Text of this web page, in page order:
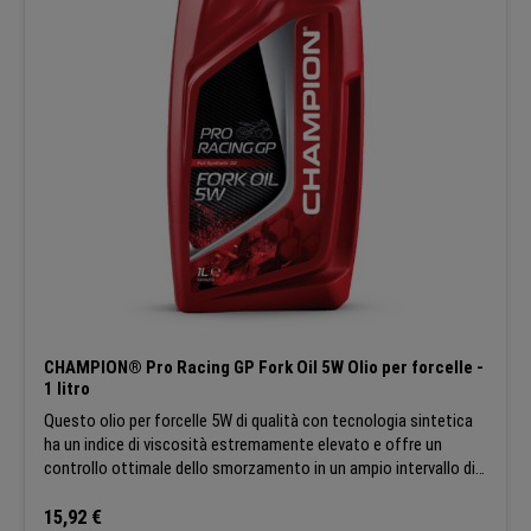
riserva il diritto di modificare le caratteristiche generali dei suoi
prodotti in modo che tutti i clienti possano beneficiare sempre
degli ultimi sviluppi tecnici.
CHAMPION® Pro Racing GP Fork Oil 5W Olio per forcelle -
1 litro
Questo olio per forcelle 5W di qualità con tecnologia sintetica
ha un indice di viscosità estremamente elevato e offre un
controllo ottimale dello smorzamento in un ampio intervallo di
tua moto combinando lo spurgo rapido e la compatibilità con gli
Prezzo normale:
15,92 €